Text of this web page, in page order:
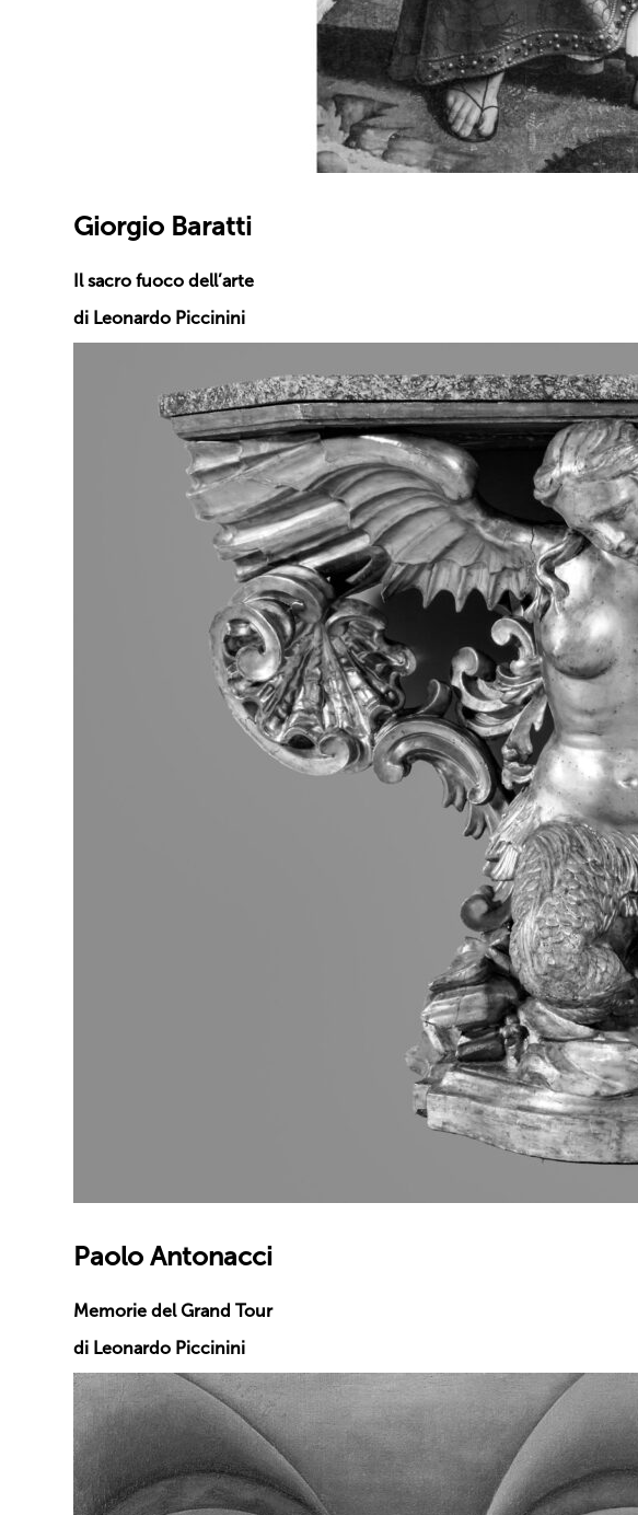
Giorgio Baratti
Il sacro fuoco dell’arte
di Leonardo Piccinini
Paolo Antonacci
Memorie del Grand Tour
di Leonardo Piccinini